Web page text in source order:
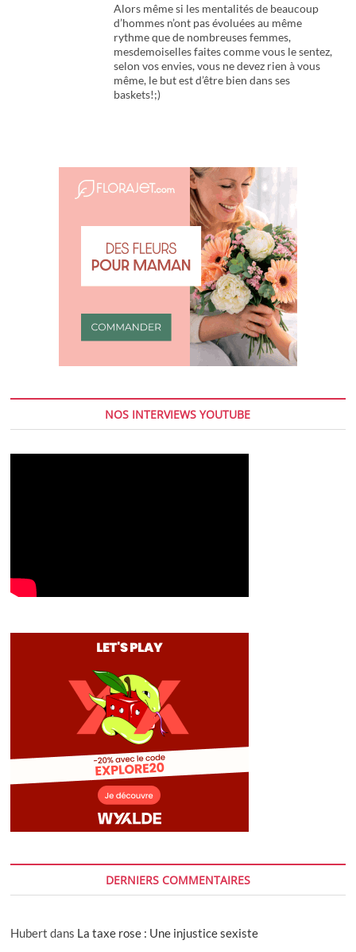
Alors même si les mentalités de beaucoup
d’hommes n’ont pas évoluées au même
rythme que de nombreuses femmes,
mesdemoiselles faites comme vous le sentez,
selon vos envies, vous ne devez rien à vous
même, le but est d’être bien dans ses
baskets!;)
NOS INTERVIEWS YOUTUBE
DERNIERS COMMENTAIRES
Hubert dans La taxe rose : Une injustice sexiste